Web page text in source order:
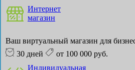
Интернет
магазин
Ваш виртуальный магазин для
30 дней
от 100 000 руб.
Индивидуальная